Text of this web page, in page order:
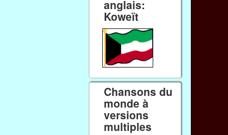
anglais:
Koweït
Chansons du
monde à
versions
multiples